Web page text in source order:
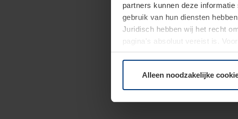
partners kunnen deze
gebruik van hun diensten
Juridisch hebben wij het recht
pagina's absoluut vereist is.
moment bij de uitleg van de
Alleen noodzakelijke